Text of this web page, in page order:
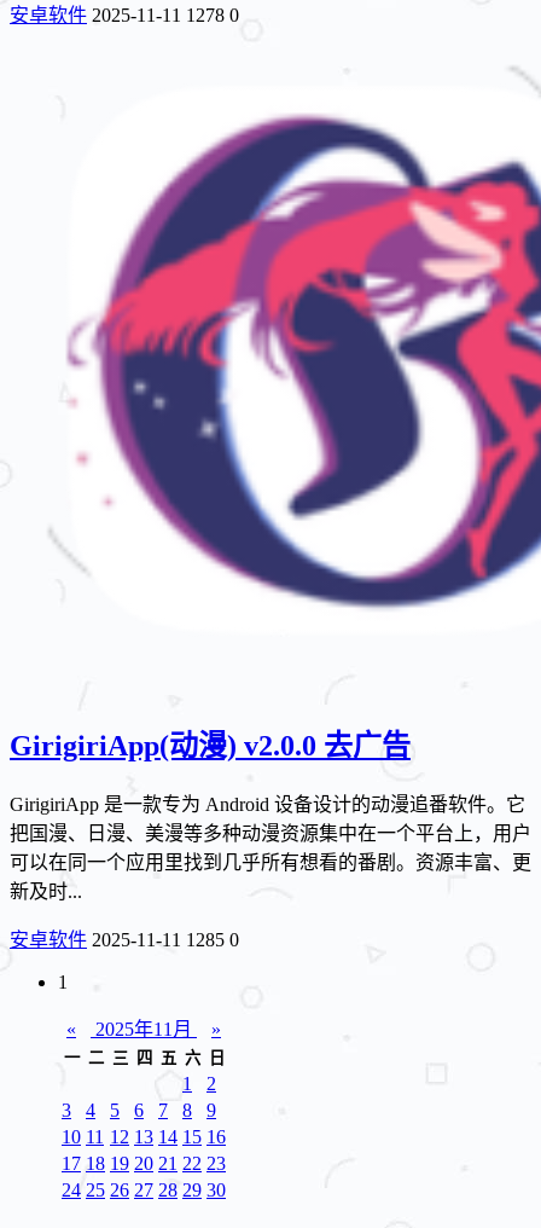
安卓软件 2025-11-11 1278 0
GirigiriApp(动漫) v2.0.0 去广告
GirigiriApp 是一款专为 Android 设备设计的动漫追番软件。它
把国漫、日漫、美漫等多种动漫资源集中在一个平台上，用户
可以在同一个应用里找到几乎所有想看的番剧。资源丰富、更
新及时...
安卓软件 2025-11-11 1285 0
1
« 2025年11月 »
一 二 三 四 五 六 日
1
2
3
4 5 6 7 8
9
10 11 12 13 14 15 16
17 18 19 20 21 22 23
24 25 26 27 28 29 30